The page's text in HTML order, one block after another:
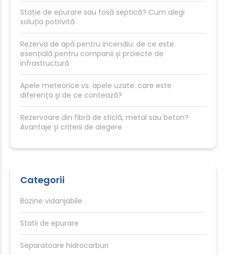
Stație de epurare sau fosă septică? Cum alegi
soluția potrivită
Rezerva de apă pentru incendiu: de ce este
esențială pentru companii și proiecte de
infrastructură
Apele meteorice vs. apele uzate: care este
diferența și de ce contează?
Rezervoare din fibră de sticlă, metal sau beton?
Avantaje și criterii de alegere
Categorii
Bazine vidanjabile
Statii de epurare
Separatoare hidrocarburi